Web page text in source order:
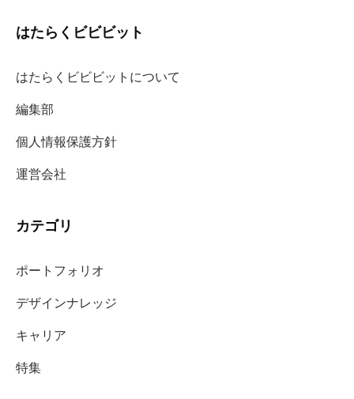
はたらくビビビット
はたらくビビビットについて
編集部
個人情報保護方針
運営会社
カテゴリ
ポートフォリオ
デザインナレッジ
キャリア
特集